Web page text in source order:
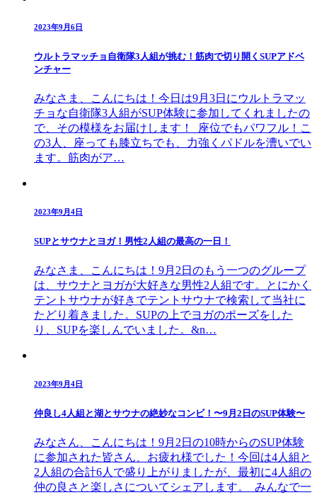
2023年9月6日
ウルトラマッチョ自衛隊3人組が挑む！筋肉で切り開くSUPアドベ
ンチャー
みなさま、こんにちは！今日は9月3日にウルトラマッ
チョな自衛隊3人組がSUP体験に参加してくれましたの
で、その模様をお届けします！ 座位でもパワフル！こ
の3人、座っても膝立ちでも、力強くパドルを漕いでい
ます。筋肉がア…
2023年9月4日
SUPとサウナとヨガ！男性2人組の最高の一日！
みなさま、こんにちは！9月2日のもう一つのグループ
は、サウナとヨガが大好きな男性2人組です。とにかく
テントサウナが好きでテントサウナで検索して当社に
たどり着きました。SUPの上でヨガのポーズをした
り、SUPを楽しんでいました。&n…
2023年9月4日
仲良し4人組と湖とサウナの絶妙なコンビ！〜9月2日のSUP体験〜
みなさん、こんにちは！9月2日の10時からのSUP体験
に参加された皆さん、お疲れ様でした！今回は4人組と
2人組の合計6人で盛り上がりましたが、最初に4人組の
仲の良さと楽しさについてシェアします。 みんなで一